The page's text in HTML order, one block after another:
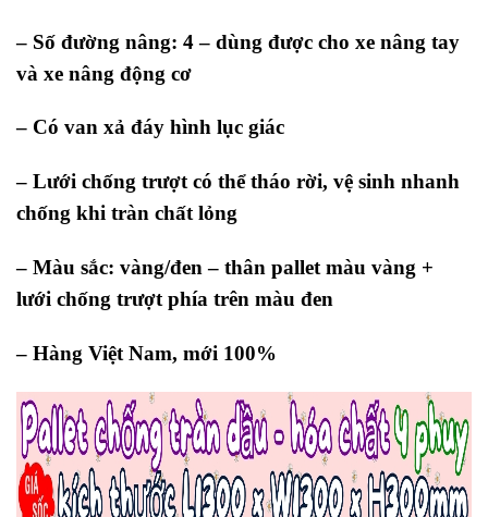
– Số đường nâng: 4 – dùng được cho xe nâng tay
và xe nâng động cơ
– Có van xả đáy hình lục giác
– Lưới chống trượt có thể tháo rời, vệ sinh nhanh
chống khi tràn chất lỏng
– Màu sắc: vàng/đen – thân pallet màu vàng +
lưới chống trượt phía trên màu đen
– Hàng Việt Nam, mới 100%